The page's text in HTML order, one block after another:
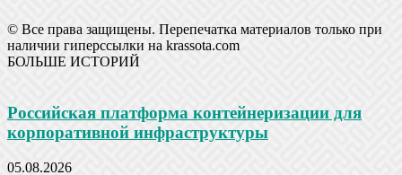
© Все права защищены. Перепечатка материалов только при
наличии гиперссылки на krassota.com
БОЛЬШЕ ИСТОРИЙ
Российская платформа контейнеризации для
корпоративной инфраструктуры
05.08.2026